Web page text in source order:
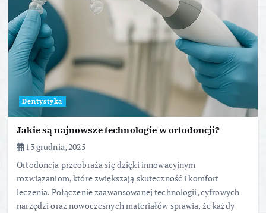
Dentystyka
Jakie są najnowsze technologie w ortodoncji?
13 grudnia, 2025
Ortodoncja przeobraża się dzięki innowacyjnym
rozwiązaniom, które zwiększają skuteczność i komfort
leczenia. Połączenie zaawansowanej technologii, cyfrowych
narzędzi oraz nowoczesnych materiałów sprawia, że każdy